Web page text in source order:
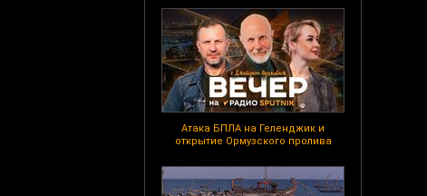
Атака БПЛА на Геленджик и
открытие Ормузского пролива